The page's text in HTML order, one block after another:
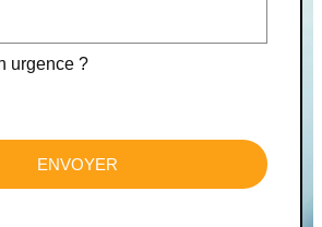
urgence ?
ENVOYER